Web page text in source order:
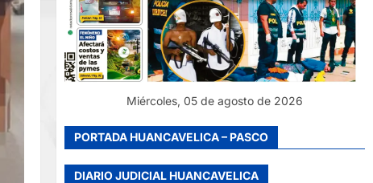
Miércoles, 05 de agosto de 2026
PORTADA HUANCAVELICA – PASCO
DIARIO JUDICIAL HUANCAVELICA